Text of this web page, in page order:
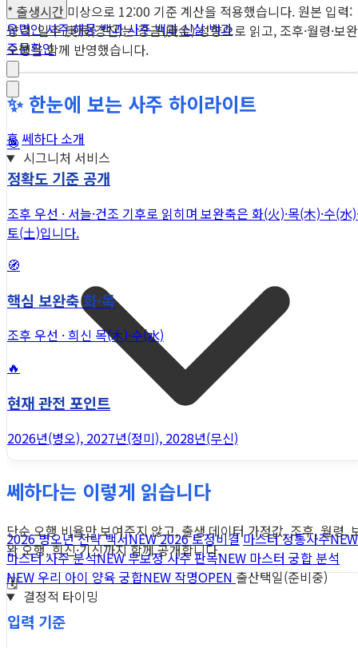
유명인 사주해몽 백과사주 백과신살 백과
주문확인
홈 쎄하다 소개
시그니처 서비스
2026 병오년 전략 백서NEW2026 토정비결 마스터 정통사주NEW
마스터 사주 분석NEW 무보정 사주 판독NEW 마스터 궁합 분석
NEW우리 아이 양육 궁합NEW작명OPEN출산택일(준비중)
결정적 타이밍
* 출생시간 미상으로 12:00 기준 계산을 적용했습니다. 원본 입력:
양력. 일주 庚辰(경진)는 경금(庚金) 성향으로 읽고, 조후·월령·보완
오행을 함께 반영했습니다.
✨ 한눈에 보는 사주 하이라이트
🎯
정확도 기준 공개
조후 우선 · 서늘·건조 기후로 읽히며 보완축은 화(火)·목(木)·수(水
토(土)입니다.
🧭
핵심 보완축 화·목
조후 우선 · 희신 목(木)·수(水)
🔥
현재 관전 포인트
2026년(병오), 2027년(정미), 2028년(무신)
쎄하다는 이렇게 읽습니다
단순 오행 비율만 보여주지 않고, 출생 데이터 가정값, 조후, 월령,
완 오행, 희신·기신까지 함께 공개합니다.
🗓️
입력 기준